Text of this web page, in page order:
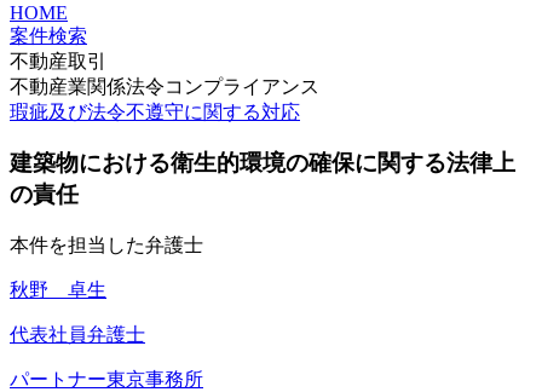
HOME
案件検索
不動産取引
不動産業関係法令コンプライアンス
瑕疵及び法令不遵守に関する対応
建築物における衛生的環境の確保に関する法律上
の責任
本件を担当した弁護士
秋野 卓生
代表社員弁護士
パートナー東京事務所